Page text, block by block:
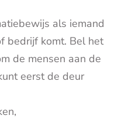
als iemand
bedrijf komt. Bel het
de mensen aan de
eerst de deur